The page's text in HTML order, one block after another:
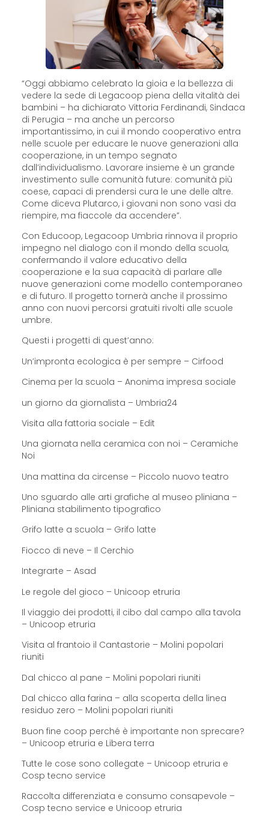
“Oggi abbiamo celebrato la gioia e la bellezza di
vedere la sede di Legacoop piena della vitalità dei
bambini – ha dichiarato Vittoria Ferdinandi, Sindaca
di Perugia – ma anche un percorso
importantissimo, in cui il mondo cooperativo entra
nelle scuole per educare le nuove generazioni alla
cooperazione, in un tempo segnato
dall’individualismo. Lavorare insieme è un grande
investimento sulle comunità future: comunità più
coese, capaci di prendersi cura le une delle altre.
Come diceva Plutarco, i giovani non sono vasi da
riempire, ma fiaccole da accendere”.
Con Educoop, Legacoop Umbria rinnova il proprio
impegno nel dialogo con il mondo della scuola,
confermando il valore educativo della
cooperazione e la sua capacità di parlare alle
nuove generazioni come modello contemporaneo
e di futuro. Il progetto tornerà anche il prossimo
anno con nuovi percorsi gratuiti rivolti alle scuole
umbre.
Questi i progetti di quest’anno:
Un’impronta ecologica è per sempre – Cirfood
Cinema per la scuola – Anonima impresa sociale
un giorno da giornalista – Umbria24
Visita alla fattoria sociale – Edit
Una giornata nella ceramica con noi – Ceramiche
Noi
Una mattina da circense – Piccolo nuovo teatro
Uno sguardo alle arti grafiche al museo pliniana –
Pliniana stabilimento tipografico
Grifo latte a scuola – Grifo latte
Fiocco di neve – Il Cerchio
Integrarte – Asad
Le regole del gioco – Unicoop etruria
Il viaggio dei prodotti, il cibo dal campo alla tavola
– Unicoop etruria
Visita al frantoio il Cantastorie – Molini popolari
riuniti
Dal chicco al pane – Molini popolari riuniti
Dal chicco alla farina – alla scoperta della linea
residuo zero – Molini popolari riuniti
Buon fine coop perché è importante non sprecare?
– Unicoop etruria e Libera terra
Tutte le cose sono collegate – Unicoop etruria e
Cosp tecno service
Raccolta differenziata e consumo consapevole –
Cosp tecno service e Unicoop etruria